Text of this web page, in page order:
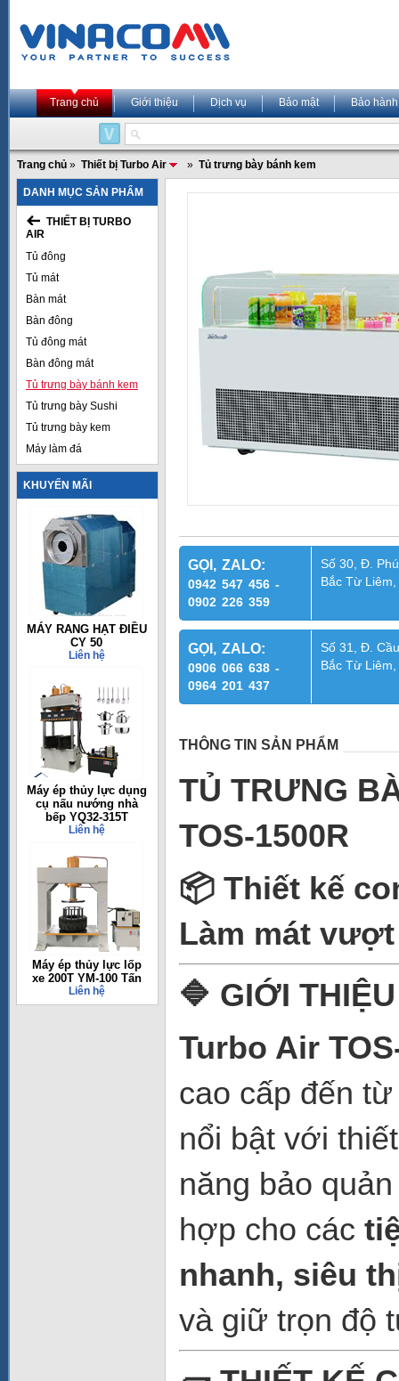
Trang chủ Giới thiệu Dịch vụ Bảo mật Bảo hành
Trang chủ » Thiết bị Turbo Air » Tủ trưng bày bánh kem
DANH MỤC SẢN PHẨM
THIẾT BỊ TURBO
AIR
Tủ đông
Tủ mát
Bàn mát
Bàn đông
Tủ đông mát
Bàn đông mát
Tủ trưng bày bánh kem
Tủ trưng bày Sushi
Tủ trưng bày kem
Máy làm đá
KHUYẾN MÃI
MÁY RANG HẠT ĐIỀU
CY 50
Liên hệ
Máy ép thủy lực dụng
cụ nấu nướng nhà
bếp YQ32-315T
Liên hệ
Máy ép thủy lực lốp
xe 200T YM-100 Tấn
Liên hệ
GỌI, ZALO:
0942 547 456 -
0902 226 359
Số 30, Đ.
Bắc Từ
GỌI, ZALO:
0906 066 638 -
0964 201 437
Số 31, Đ.
Bắc Từ
THÔNG TIN SẢN PHẨM
TỦ TRƯNG
TOS-1500R
📦 Thiết kế
Làm mát
🔷 GIỚI
Turbo Air
cao cấp đến
nổi bật với
năng bảo
hợp cho các
nhanh, siêu
và giữ trọn độ